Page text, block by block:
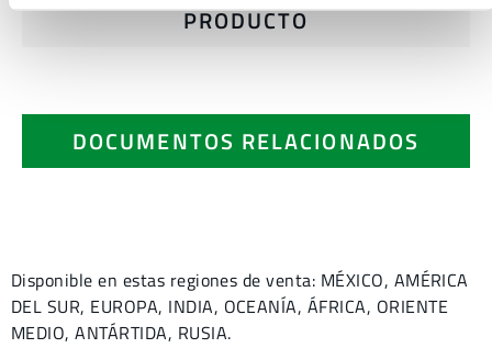
PRODUCTO
DOCUMENTOS RELACIONADOS
Disponible en estas regiones de venta: MÉXICO, AMÉRICA
DEL SUR, EUROPA, INDIA, OCEANÍA, ÁFRICA, ORIENTE
MEDIO, ANTÁRTIDA, RUSIA.